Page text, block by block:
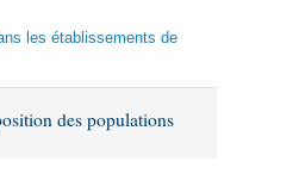
les établissements de
des populations